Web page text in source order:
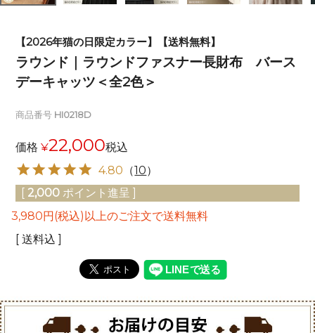
【2026年猫の日限定カラー】【送料無料】
ラウンド｜ラウンドファスナー長財布 バース
デーキャッツ＜全2色＞
商品番号 HI0218D
価格 ¥22,000税込
4.80 （10）
[ 2,000 ポイント進呈 ]
3,980円(税込)以上のご注文で送料無料
送料込